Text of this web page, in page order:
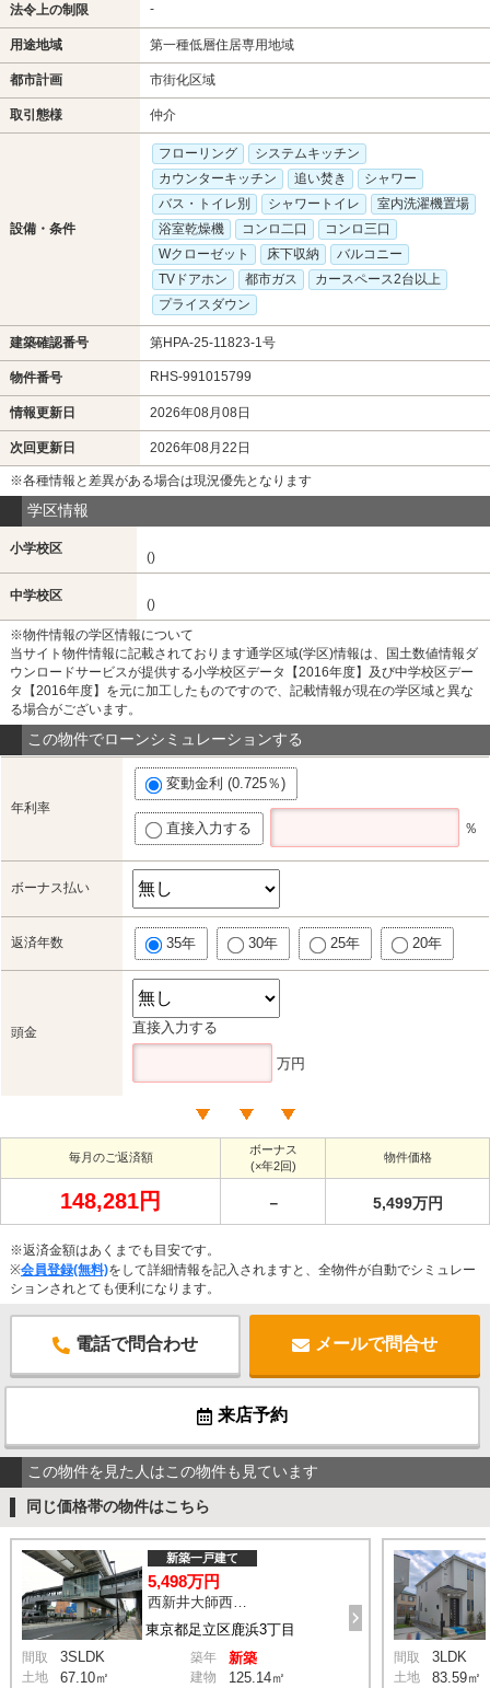
法令上の制限 -
用途地域 第一種低層住居専用地域
都市計画 市街化区域
取引態様 仲介
設備・条件
フローリング
システムキッチン
カウンターキッチン
追い焚き
シャワー
バス・トイレ別
シャワートイレ
室内洗濯機置場
浴室乾燥機
コンロ二口
コンロ三口
Wクローゼット
床下収納
バルコニー
TVドアホン
都市ガス
カースペース2台以上
プライスダウン
建築確認番号 第HPA-25-11823-1号
物件番号 RHS-991015799
情報更新日 2026年08月08日
次回更新日 2026年08月22日
※各種情報と差異がある場合は現況優先となります
学区情報
小学校区
()
中学校区
()
※物件情報の学区情報について
当サイト物件情報に記載されております通学区域(学区)情報は、国土数値情報ダ
ウンロードサービスが提供する小学校区データ【2016年度】及び中学校区デー
タ【2016年度】を元に加工したものですので、記載情報が現在の学区域と異な
る場合がございます。
この物件でローンシミュレーションする
年利率
変動金利 (0.725％)
直接入力する ％
ボーナス払い
返済年数 35年 30年 25年 20年
頭金 直接入力する
万円
毎月のご返済額
ボーナス
(×年2回)
物件価格
148,281円 － 5,499万円
※返済金額はあくまでも目安です。
※会員登録(無料)をして詳細情報を記入されますと、全物件が自動でシミュレー
ションされとても便利になります。
電話で問合わせ メールで問合せ
来店予約
この物件を見た人はこの物件も見ています
同じ価格帯の物件はこちら
東京都足立区鹿浜3丁目
新築一戸建て
5,498万円
間取 3SLDK 築年 新築
土地 67.10㎡ 建物 125.14㎡
間取 3LDK
土地 83.59㎡